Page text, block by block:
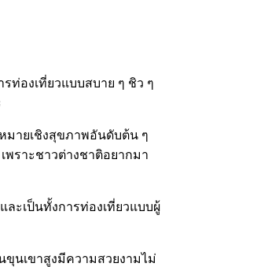
รท่องเที่ยวแบบสบาย ๆ ชิว ๆ
มายเชิงสุขภาพอันดับต้น ๆ
พราะชาวต่างชาติอยากมา
ละเป็นทั้งการท่องเที่ยวแบบผู้
นเขาสูงมีความสวยงามไม่